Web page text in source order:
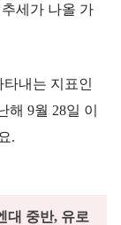
세가 나올 가
내는 지표인
해 9월 28일 이
.
대 중반, 유로